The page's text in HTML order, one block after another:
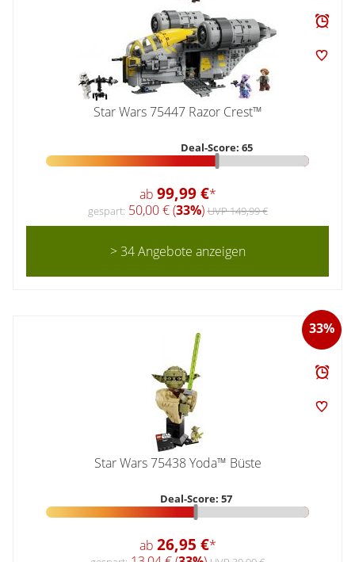
Star Wars 75447 Razor Crest™
Deal-Score: 65
ab 99,99 €*
gespart: 50,00 € (33%)UVP 149,99 €
> 34 Angebote anzeigen
33%
Star Wars 75438 Yoda™ Büste
Deal-Score: 57
ab 26,95 €*